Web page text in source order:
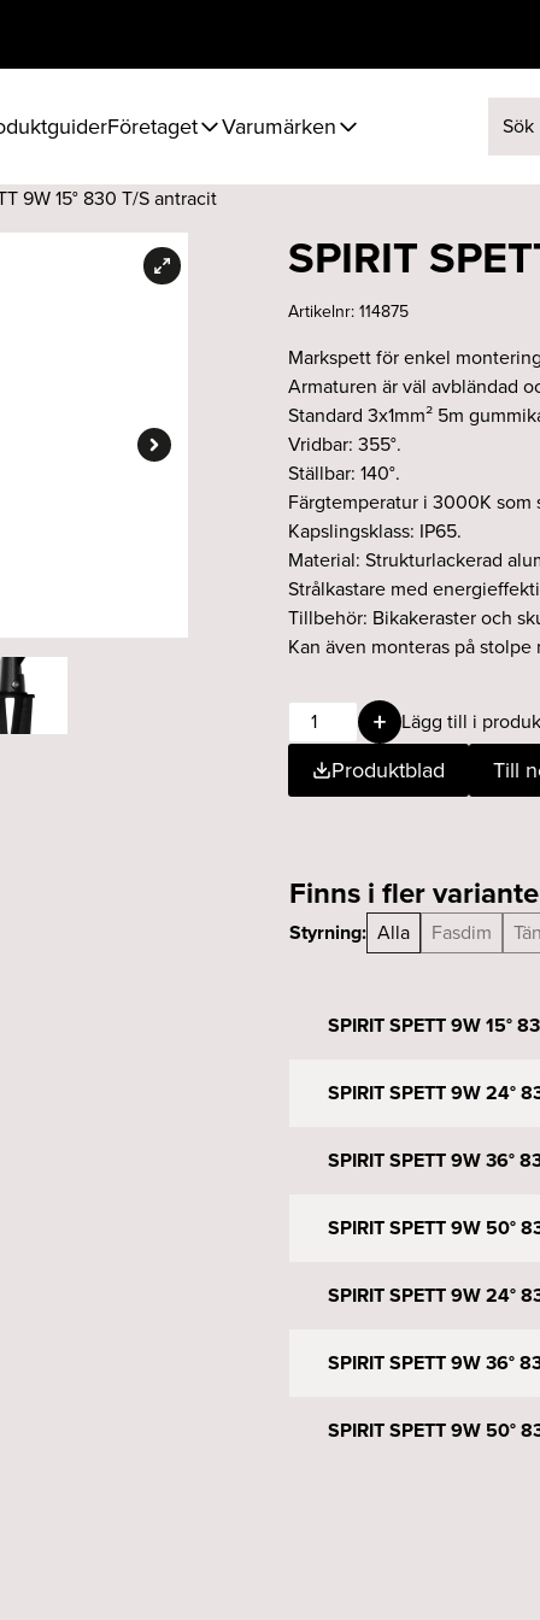
Företaget Varumärken Sök
9W 15° 830 T/S antracit
SPIRIT
Artikelnr:114875
Markspett för enkel
Armaturen är väl avbländad
Standard 3x1mm² 5m
Vridbar: 355°.
Ställbar: 140°.
Färgtemperatur i 3000K
Kapslingsklass: IP65.
Material: Strukturlackerad
Strålkastare med
Tillbehör: Bikakeraster och
Kan även monteras på
SPIRIT
SPETT
9W
15°
antracit
Lägg till i
Produktblad Till
Finns i fler
Styrning: Alla Fasdim
SPIRIT SPETT 9W 15°
SPIRIT SPETT 9W 24°
SPIRIT SPETT 9W 36°
SPIRIT SPETT 9W 50°
SPIRIT SPETT 9W 24°
SPIRIT SPETT 9W 36°
SPIRIT SPETT 9W 50°